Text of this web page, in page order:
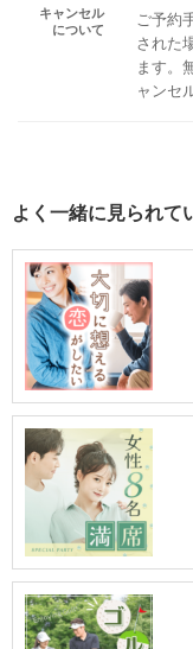
キャンセル
について
ご予約
された
ます。
ャンセ
よく一緒に見られて